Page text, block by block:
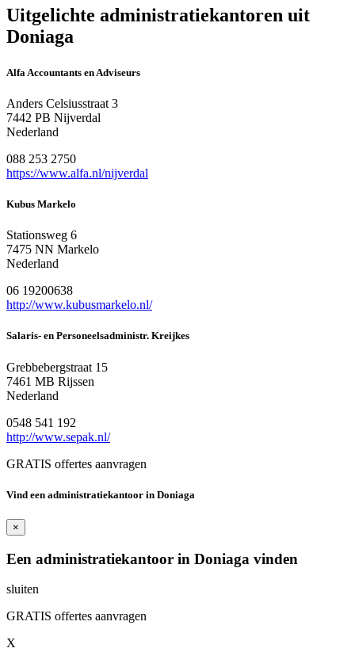
Uitgelichte administratiekantoren uit
Doniaga
Alfa Accountants en Adviseurs
Anders Celsiusstraat 3
7442 PB Nijverdal
Nederland
088 253 2750
https://www.alfa.nl/nijverdal
Kubus Markelo
Stationsweg 6
7475 NN Markelo
Nederland
06 19200638
http://www.kubusmarkelo.nl/
Salaris- en Personeelsadministr. Kreijkes
Grebbebergstraat 15
7461 MB Rijssen
Nederland
0548 541 192
http://www.sepak.nl/
GRATIS offertes aanvragen
Vind een administratiekantoor in Doniaga
×
Een administratiekantoor in Doniaga vinden
sluiten
GRATIS offertes aanvragen
X